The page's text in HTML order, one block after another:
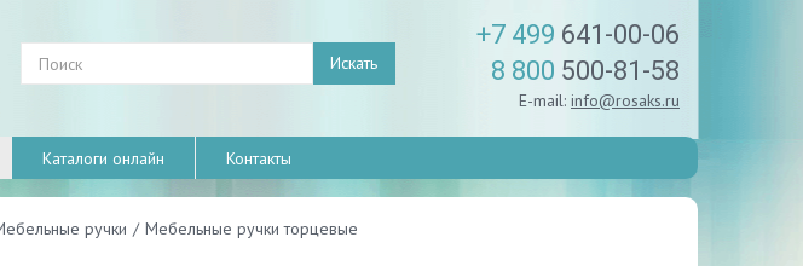
Искать
+7 499 641-00-06
8 800 500-81-58
E-mail: info@rosaks.ru
Каталоги онлайн Контакты
ручки / Мебельные ручки торцевые